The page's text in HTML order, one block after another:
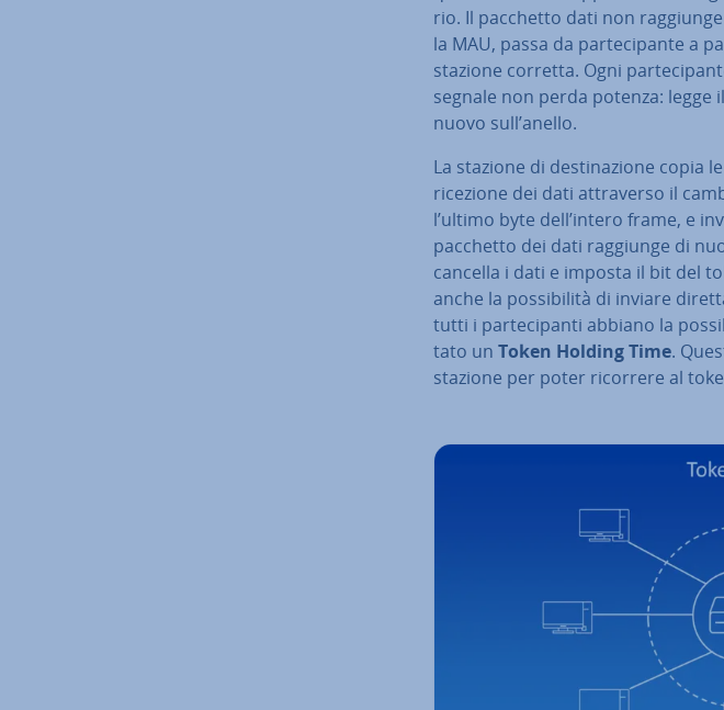
rio. Il pacchetto dati non
la MAU, passa da par­te­ci­pan­te a
stazione corretta. Ogni
segnale non perda potenza: legge
nuovo sull’anello.
La stazione di de­sti­na­zio­ne copia
ricezione dei dati at­tra­ver­so il
l’ultimo byte dell’intero frame, e
pacchetto dei dati raggiunge di
cancella i dati e imposta il bit del
anche la pos­si­bi­li­tà di inviare
tutti i par­te­ci­pan­ti abbiano la
ta­to un Token Holding Time.
stazione per poter ricorrere al